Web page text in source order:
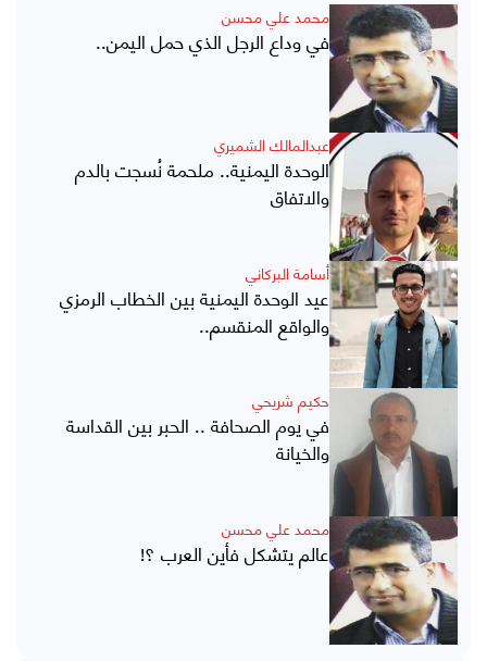
محمد علي محسن
في وداع الرجل الذي حمل اليمن..
عبدالمالك الشميري
الوحدة اليمنية.. ملحمة نُسجت بالدم
والاتفاق
أسامة البركاني
عيد الوحدة اليمنية بين الخطاب الرمزي
والواقع المنقسم..
حكيم شريحي
في يوم الصحافة .. الحبر بين القداسة
والخيانة
محمد علي محسن
عالم يتشكل فأين العرب ؟!